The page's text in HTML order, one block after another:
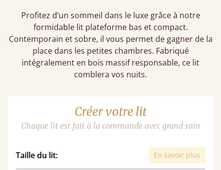
Profitez d’un sommeil dans le luxe grâce à notre
formidable lit plateforme bas et compact.
Contemporain et sobre, il vous permet de gagner de la
place dans les petites chambres. Fabriqué
intégralement en bois massif responsable, ce lit
comblera vos nuits.
Créer votre lit
Chaque lit est fait à la commande avec grand soin
Taille du lit: En savoir plus